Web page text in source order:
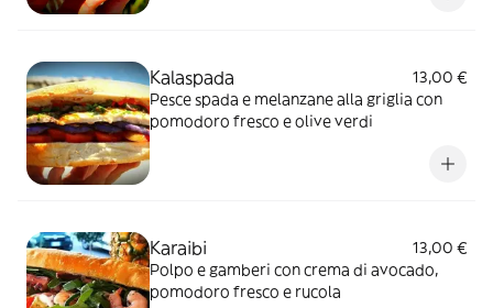
Kalaspada
13,00 €
Pesce spada e melanzane alla griglia con
pomodoro fresco e olive verdi
Karaibi
13,00 €
Polpo e gamberi con crema di avocado,
pomodoro fresco e rucola